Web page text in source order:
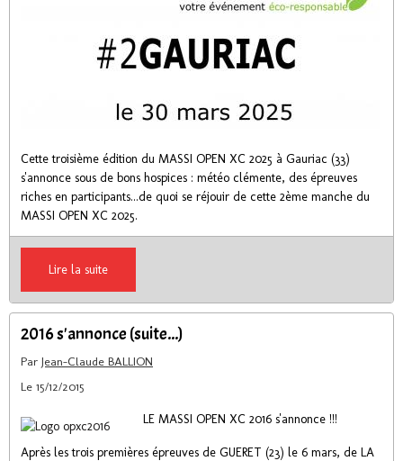
Cette troisième édition du MASSI OPEN XC 2025 à Gauriac (33)
s'annonce sous de bons hospices : météo clémente, des épreuves
riches en participants...de quoi se réjouir de cette 2ème manche du
MASSI OPEN XC 2025.
Lire la suite
2016 s'annonce (suite...)
Par Jean-Claude BALLION
Le 15/12/2015
LE MASSI OPEN XC 2016 s'annonce !!!
Après les trois premières épreuves de GUERET (23) le 6 mars, de LA